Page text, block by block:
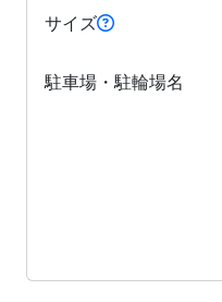
サイズ
駐車場・駐輪場名